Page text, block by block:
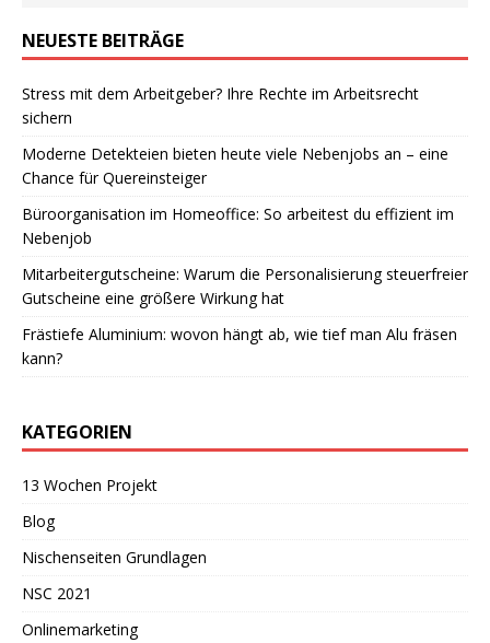
NEUESTE BEITRÄGE
Stress mit dem Arbeitgeber? Ihre Rechte im Arbeitsrecht
sichern
Moderne Detekteien bieten heute viele Nebenjobs an – eine
Chance für Quereinsteiger
Büroorganisation im Homeoffice: So arbeitest du effizient im
Nebenjob
Mitarbeitergutscheine: Warum die Personalisierung steuerfreier
Gutscheine eine größere Wirkung hat
Frästiefe Aluminium: wovon hängt ab, wie tief man Alu fräsen
kann?
KATEGORIEN
13 Wochen Projekt
Blog
Nischenseiten Grundlagen
NSC 2021
Onlinemarketing